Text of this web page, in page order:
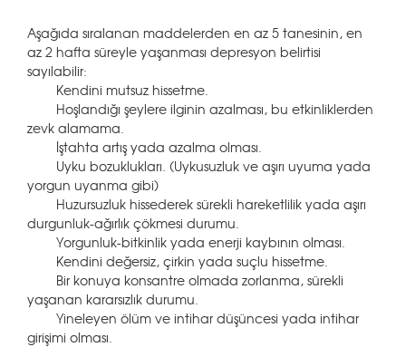
Aşağıda sıralanan maddelerden en az 5 tanesinin, en
az 2 hafta süreyle yaşanması depresyon belirtisi
sayılabilir:
Kendini mutsuz hissetme.
Hoşlandığı şeylere ilginin azalması, bu etkinliklerden
zevk alamama.
İştahta artış yada azalma olması.
Uyku bozuklukları. (Uykusuzluk ve aşırı uyuma yada
yorgun uyanma gibi)
Huzursuzluk hissederek sürekli hareketlilik yada aşırı
durgunluk-ağırlık çökmesi durumu.
Yorgunluk-bitkinlik yada enerji kaybının olması.
Kendini değersiz, çirkin yada suçlu hissetme.
Bir konuya konsantre olmada zorlanma, sürekli
yaşanan kararsızlık durumu.
Yineleyen ölüm ve intihar düşüncesi yada intihar
girişimi olması.